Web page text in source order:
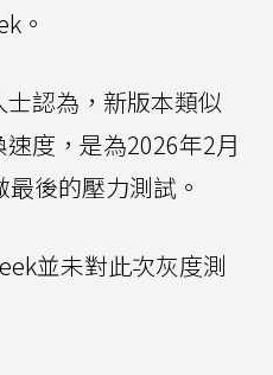
。
認為，新版本類似
度，是為2026年2月
後的壓力測試。
並未對此次灰度測